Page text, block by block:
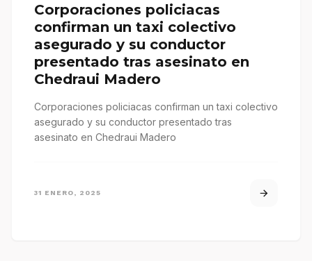
Corporaciones policiacas
confirman un taxi colectivo
asegurado y su conductor
presentado tras asesinato en
Chedraui Madero
Corporaciones policiacas confirman un taxi colectivo
asegurado y su conductor presentado tras
asesinato en Chedraui Madero
31 ENERO, 2025